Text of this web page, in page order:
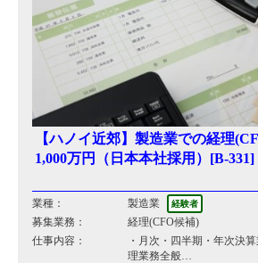
【ハノイ近郊】製造業での経理
1,000万円（日本本社採用）[B-331]
業種： 製造業 経験者
募集業務：
経理(CFO候補)
仕事内容：
・月次・四半期・年次決
理業務全般